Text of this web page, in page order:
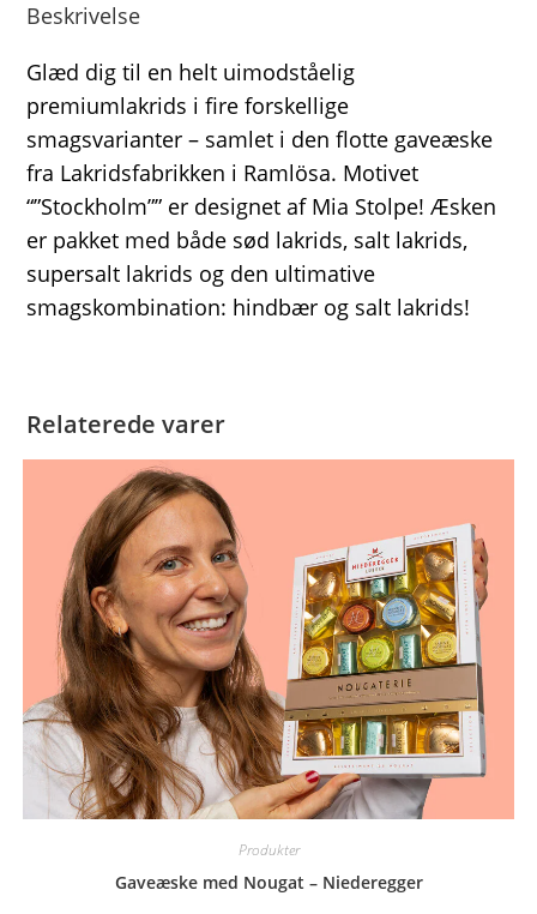
Beskrivelse
Glæd dig til en helt uimodståelig
premiumlakrids i fire forskellige
smagsvarianter – samlet i den flotte gaveæske
fra Lakridsfabrikken i Ramlösa. Motivet
“”Stockholm”” er designet af Mia Stolpe! Æsken
er pakket med både sød lakrids, salt lakrids,
supersalt lakrids og den ultimative
smagskombination: hindbær og salt lakrids!
Relaterede varer
Produkter
Gaveæske med Nougat – Niederegger